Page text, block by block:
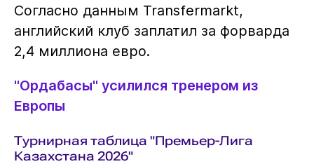
Согласно данным Transfermarkt,
английский клуб заплатил за форварда
2,4 миллиона евро.
"Ордабасы" усилился тренером из
Европы
Турнирная таблица "Премьер-Лига
Казахстана 2026"